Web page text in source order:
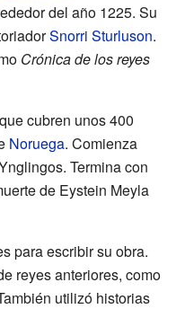
del año 1225. Su
Snorri Sturluson.
Crónica de los reyes
cubren unos 400
Noruega. Comienza
Termina con
de Eystein Meyla
para escribir su obra.
reyes anteriores, como
utilizó historias